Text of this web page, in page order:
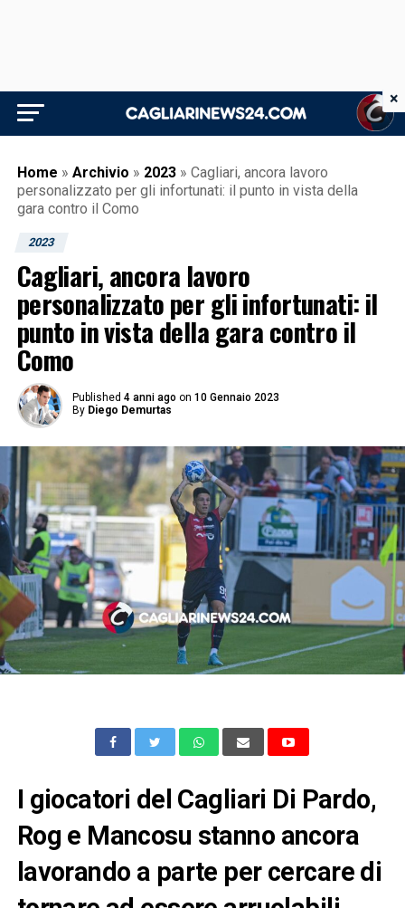
Home » Archivio » 2023 » Cagliari, ancora lavoro
personalizzato per gli infortunati: il punto in vista della
gara contro il Como
2023
Cagliari, ancora lavoro
personalizzato per gli infortunati: il
punto in vista della gara contro il
Como
Published 4 anni ago on 10 Gennaio 2023
By Diego Demurtas
I giocatori del Cagliari Di Pardo,
Rog e Mancosu stanno ancora
lavorando a parte per cercare di
×